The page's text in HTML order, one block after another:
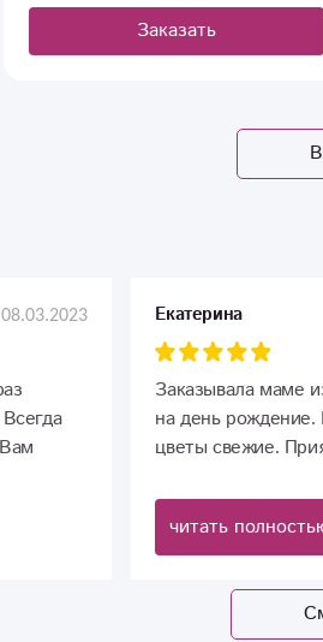
Заказать
08.03.2023 Екатерина
Заказывала маме
на день
цветы свежие.
читать